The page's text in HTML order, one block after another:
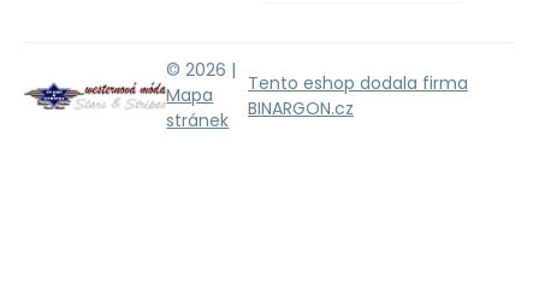
© 2026 |
Mapa
stránek
Tento eshop dodala firma
BINARGON.cz